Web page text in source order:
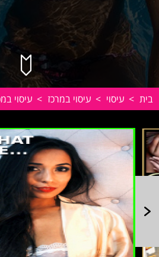
בית > עיסוי > עיסוי במרכז > עיסוי